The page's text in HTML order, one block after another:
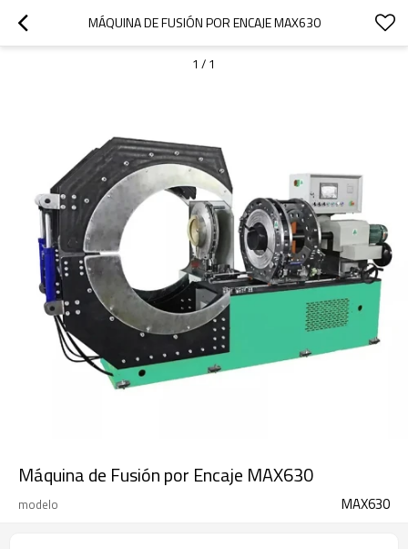
MÁQUINA DE FUSIÓN POR ENCAJE MAX630
1 / 1
Máquina de Fusión por Encaje MAX630
modelo MAX630